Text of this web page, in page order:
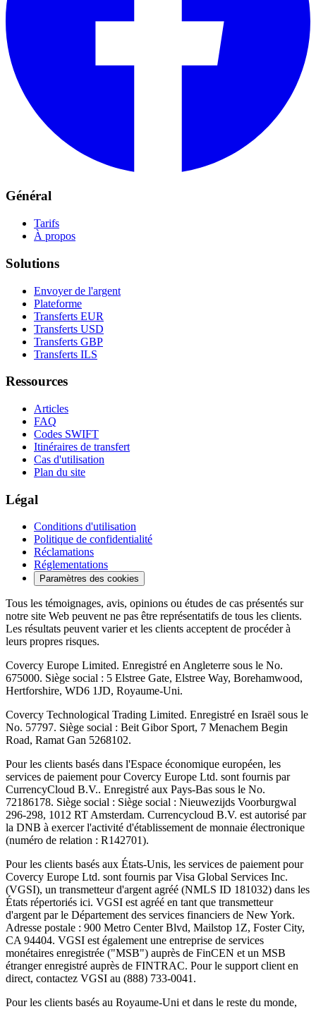
Général
Tarifs
À propos
Solutions
Envoyer de l'argent
Plateforme
Transferts EUR
Transferts USD
Transferts GBP
Transferts ILS
Ressources
Articles
FAQ
Codes SWIFT
Itinéraires de transfert
Cas d'utilisation
Plan du site
Légal
Conditions d'utilisation
Politique de confidentialité
Réclamations
Réglementations
Paramètres des cookies
Tous les témoignages, avis, opinions ou études de cas présentés sur
notre site Web peuvent ne pas être représentatifs de tous les clients.
Les résultats peuvent varier et les clients acceptent de procéder à
leurs propres risques.
Covercy Europe Limited. Enregistré en Angleterre sous le No.
675000. Siège social : 5 Elstree Gate, Elstree Way, Borehamwood,
Hertforshire, WD6 1JD, Royaume-Uni.
Covercy Technological Trading Limited. Enregistré en Israël sous le
No. 57797. Siège social : Beit Gibor Sport, 7 Menachem Begin
Road, Ramat Gan 5268102.
Pour les clients basés dans l'Espace économique européen, les
services de paiement pour Covercy Europe Ltd. sont fournis par
CurrencyCloud B.V.. Enregistré aux Pays-Bas sous le No.
72186178. Siège social : Siège social : Nieuwezijds Voorburgwal
296-298, 1012 RT Amsterdam. Currencycloud B.V. est autorisé par
la DNB à exercer l'activité d'établissement de monnaie électronique
(numéro de relation : R142701).
Pour les clients basés aux États-Unis, les services de paiement pour
Covercy Europe Ltd. sont fournis par Visa Global Services Inc.
(VGSI), un transmetteur d'argent agréé (NMLS ID 181032) dans les
États répertoriés ici. VGSI est agréé en tant que transmetteur
d'argent par le Département des services financiers de New York.
Adresse postale : 900 Metro Center Blvd, Mailstop 1Z, Foster City,
CA 94404. VGSI est également une entreprise de services
monétaires enregistrée ("MSB") auprès de FinCEN et un MSB
étranger enregistré auprès de FINTRAC. Pour le support client en
direct, contactez VGSI au (888) 733-0041.
Pour les clients basés au Royaume-Uni et dans le reste du monde,